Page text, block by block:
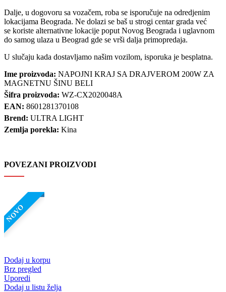
Dalje, u dogovoru sa vozačem, roba se isporučuje na odredjenim
lokacijama Beograda. Ne dolazi se baš u strogi centar grada već
se koriste alternativne lokacije poput Novog Beograda i uglavnom
do samog ulaza u Beograd gde se vrši dalja primopredaja.
U slučaju kada dostavljamo našim vozilom, isporuka je besplatna.
Ime proizvoda: NAPOJNI KRAJ SA DRAJVEROM 200W ZA
MAGNETNU ŠINU BELI
Šifra proizvoda: WZ-CX2020048A
EAN: 8601281370108
Brend: ULTRA LIGHT
Zemlja porekla: Kina
POVEZANI PROIZVODI
Dodaj u korpu
Brz pregled
Uporedi
Dodaj u listu želja
NOVO